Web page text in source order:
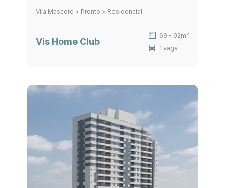
Vila Mascote > Pronto > Residencial
Vis Home Club
69 - 92m²
1 vaga